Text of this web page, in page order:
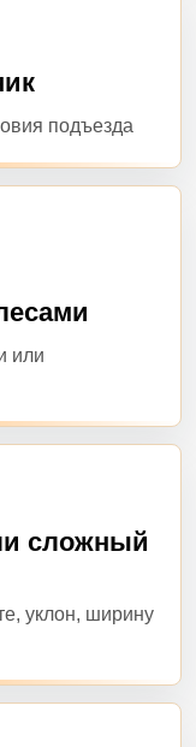
подъезда
или
сложный
уклон, ширину